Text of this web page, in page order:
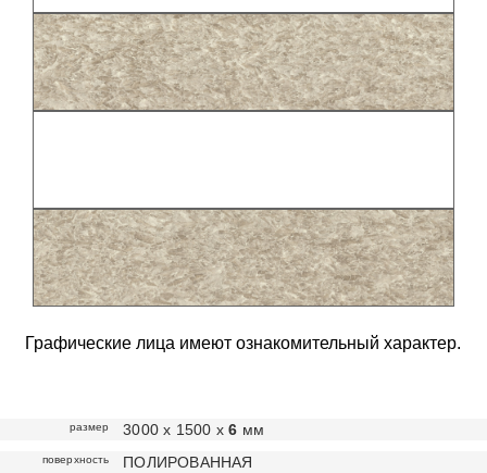
Графические лица имеют ознакомительный характер.
размер 3000 х 1500 х6 мм
поверхность ПОЛИРОВАННАЯ